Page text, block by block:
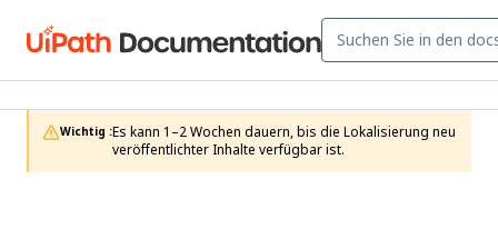
Wichtig :Es kann 1–2 Wochen dauern, bis die Lokalisierung neu
veröffentlichter Inhalte verfügbar ist.